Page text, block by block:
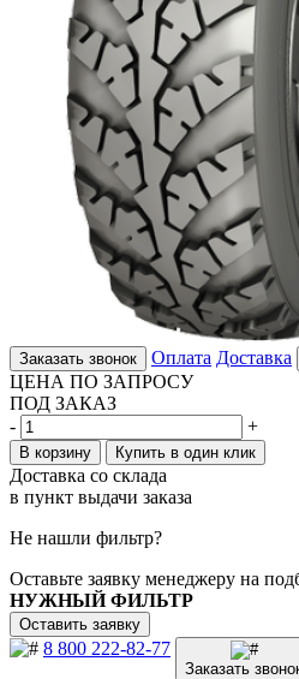
Заказать звонок Оплата Доставка
ЦЕНА ПО ЗАПРОСУ
ПОД ЗАКАЗ
-
+
В корзину Купить в один клик
Доставка со склада
в пункт выдачи заказа
Не нашли фильтр?
Оставьте заявку менеджеру на
НУЖНЫЙ ФИЛЬТР
Оставить заявку
8 800 222-82-77
Заказать